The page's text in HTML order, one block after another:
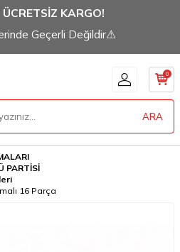
KARGO!
Geçerli Değildir⚠
ARA
0
PARTİSİ
16 Parça